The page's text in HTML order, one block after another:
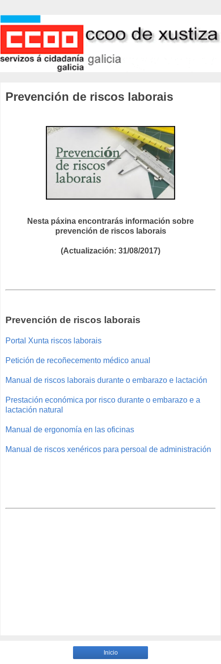
Prevención de riscos laborais
Nesta páxina encontrarás información sobre
prevención de riscos laborais
(Actualización: 31/08/2017)
Prevención de riscos laborais
Portal Xunta riscos laborais
Petición de recoñecemento médico anual
Manual de riscos laborais durante o embarazo e lactación
Prestación económica por risco durante o embarazo e a
lactación natural
Manual de ergonomía en las oficinas
Manual de riscos xenéricos para persoal de administración
Inicio